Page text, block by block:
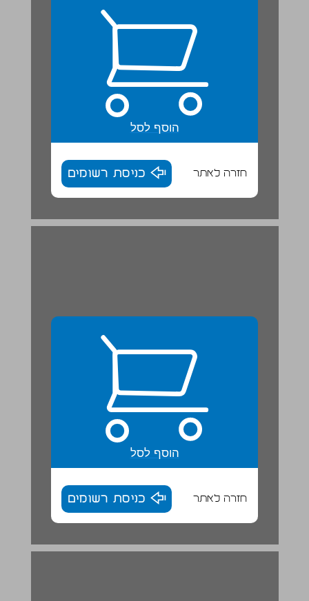
הוסף לסל
חזרה לאתר כניסת רשומים
הוסף לסל
חזרה לאתר כניסת רשומים